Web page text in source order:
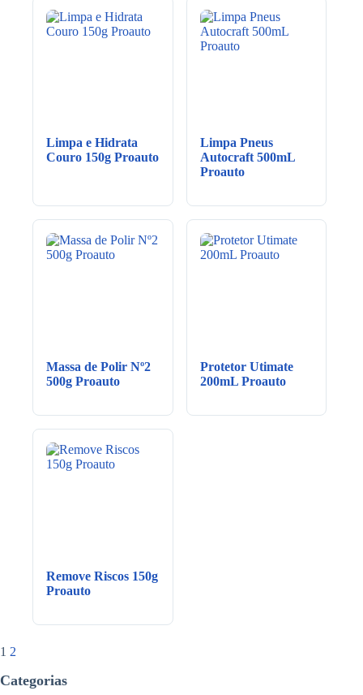
Limpa e Hidrata
Couro 150g Proauto
Limpa Pneus
Autocraft 500mL
Proauto
Massa de Polir Nº2
500g Proauto
Protetor Utimate
200mL Proauto
Remove Riscos 150g
Proauto
1 2
Categorias